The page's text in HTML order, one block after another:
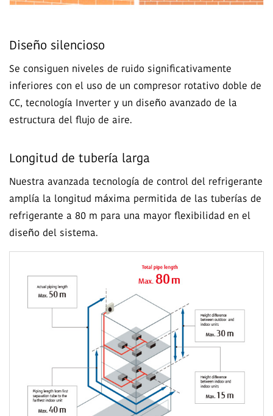
Diseño silencioso
Se consiguen niveles de ruido significativamente
inferiores con el uso de un compresor rotativo doble de
CC, tecnología Inverter y un diseño avanzado de la
estructura del flujo de aire.
Longitud de tubería larga
Nuestra avanzada tecnología de control del refrigerante
amplía la longitud máxima permitida de las tuberías de
refrigerante a 80 m para una mayor flexibilidad en el
diseño del sistema.